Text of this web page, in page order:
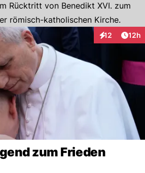
Rücktritt von Benedikt XVI. zum
römisch-katholischen Kirche.
12
Interaktionen
12h
zum Frieden